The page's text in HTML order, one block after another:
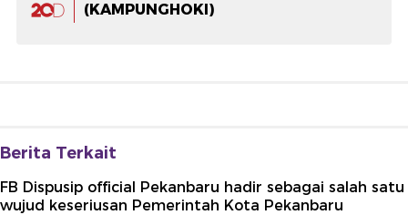
(KAMPUNGHOKI)
Berita Terkait
FB Dispusip official Pekanbaru hadir sebagai salah satu
wujud keseriusan Pemerintah Kota Pekanbaru